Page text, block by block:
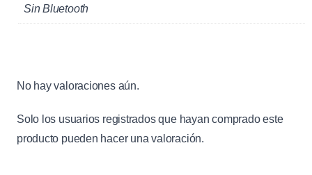
Sin Bluetooth
No hay valoraciones aún.
Solo los usuarios registrados que hayan comprado este
producto pueden hacer una valoración.